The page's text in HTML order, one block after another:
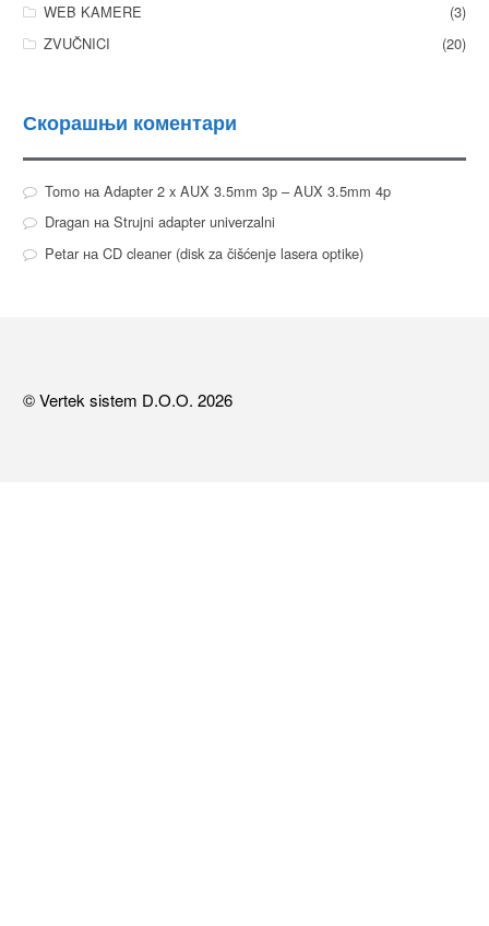
WEB KAMERE
(3)
ZVUČNICI
(20)
Скорашњи коментари
Tomoна Adapter 2 x AUX 3.5mm 3p – AUX 3.5mm 4p
DraganнаStrujni adapter univerzalni
PetarнаCD cleaner (disk za čišćenje lasera optike)
© Vertek sistem D.O.O. 2026